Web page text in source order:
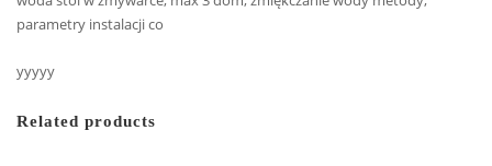
parametry instalacji co
yyyyy
Related products